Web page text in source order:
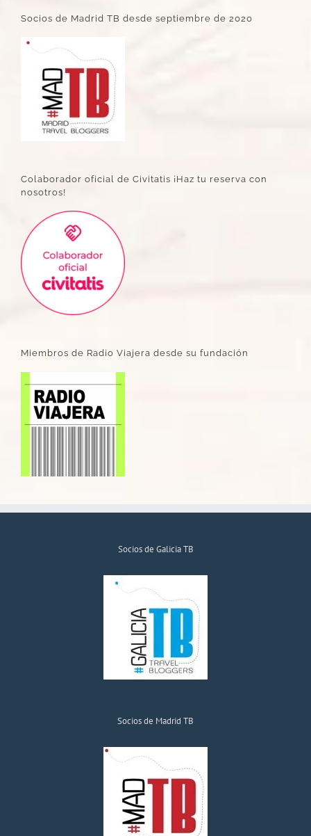
Socios de Madrid TB desde septiembre de 2020
Colaborador oficial de Civitatis ¡Haz tu reserva con
nosotros!
Miembros de Radio Viajera desde su fundación
Socios de Galicia TB
Socios de Madrid TB